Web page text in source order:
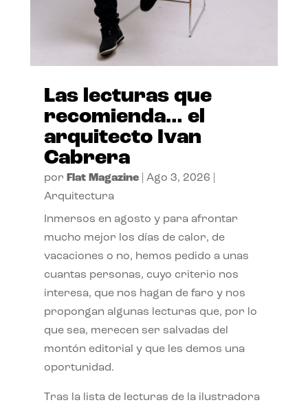
Las lecturas que
recomienda… el
arquitecto Ivan
Cabrera
por Flat Magazine| Ago 3, 2026
Arquitectura
Inmersos en agosto y para afrontar
mucho mejor los días de calor, de
vacaciones o no, hemos pedido a unas
cuantas personas, cuyo criterio nos
interesa, que nos hagan de faro y nos
propongan algunas lecturas que, por lo
que sea, merecen ser salvadas del
montón editorial y que les demos una
oportunidad.
Tras la lista de lecturas de la ilustradora